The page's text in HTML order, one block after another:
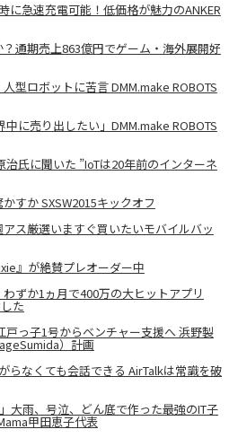
に急速充電可能！低価格が魅力のANKER
通期売上863億円でゲーム・海外展開好
型ロボットに苦言 DMM.make ROBOTS
に売り出したい」DMM.make ROBOTS
氏に聞いた ”IoTは20年前のインターネ
すか SXSW2015キックオフ
ス厳選いますぐ買いたいモバイルバッ
』が絶賛プレオーダー中
ずか1ヵ月で400万の大ヒットアプリ
た
っ子1号からベンチャー支援へ 浜野製
）計画
らなくても会話できる AirTalkは常識を破
大雨、号泣、どん底で作った最強のIT子
甲田恵子代表